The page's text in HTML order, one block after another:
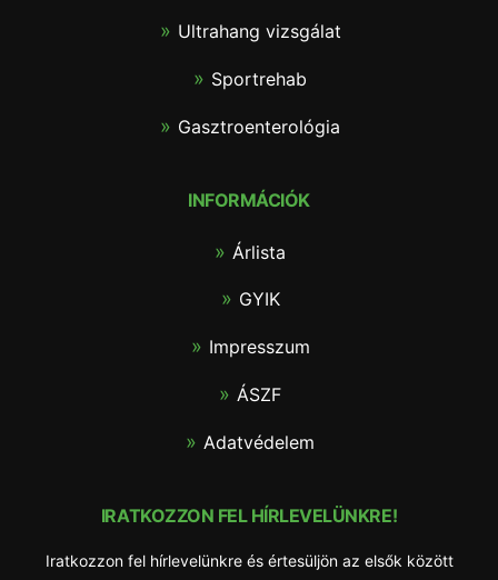
Ultrahang vizsgálat
Sportrehab
Gasztroenterológia
INFORMÁCIÓK
Árlista
GYIK
Impresszum
ÁSZF
Adatvédelem
IRATKOZZON FEL HÍRLEVELÜNKRE!
Iratkozzon fel hírlevelünkre és értesüljön az elsők között